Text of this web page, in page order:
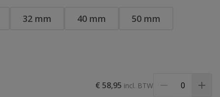
32 mm 40 mm 50 mm
€ 58,95